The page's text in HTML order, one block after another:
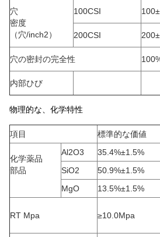
穴
密度
（穴/inch2）
100CSI
200CSI
穴の密封の完全性
内部ひび
物理的な、化学特性
項目 標準的な価値
化学薬品
部品
Al2O3
35.4%±1.5%
SiO2
50.9%±1.5%
MgO
13.5%±1.5%
RT Mpa ≥10.0Mpa